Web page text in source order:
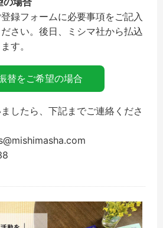
録フォームに必要事項をご記入
さい。後日、ミシマ社から払込
す。
替をご希望の場合
したら、下記までご連絡くださ